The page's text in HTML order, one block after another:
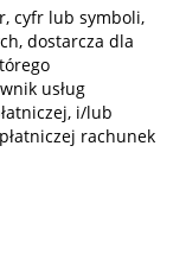
cyfr lub symboli,
dostarcza dla
usług
i/lub
rachunek